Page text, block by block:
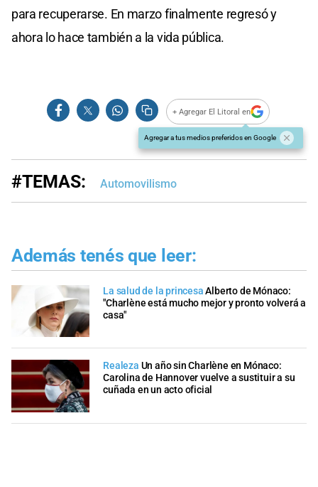
para recuperarse. En marzo finalmente regresó y
ahora lo hace también a la vida pública.
+ Agregar El Litoral en
Agregar a tus medios preferidos en Google
#TEMAS: Automovilismo
Además tenés que leer:
La salud de la princesa Alberto de Mónaco:
"Charlène está mucho mejor y pronto volverá a
casa"
Realeza Un año sin Charlène en Mónaco:
Carolina de Hannover vuelve a sustituir a su
cuñada en un acto oficial